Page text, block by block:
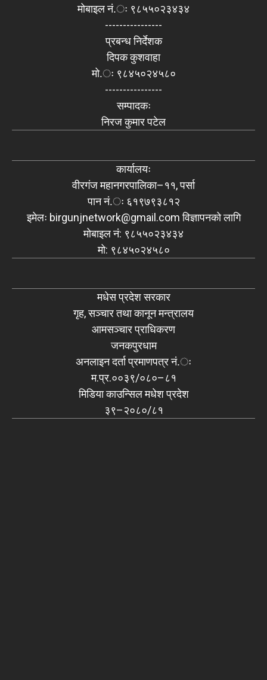
मोबाइल नं.ः ९८५५०२३४३४
----------------
प्रबन्ध निर्देशक
दिपक कुशवाहा
मो.ः ९८४५०२४५८०
----------------
सम्पादकः
निरज कुमार पटेल
कार्यालयः
वीरगंज महानगरपालिका–११, पर्सा
पान नं.ः ६१९७९३८१२
इमेलः birgunjnetwork@gmail.comविज्ञापनको लागि
मोबाइल नं: ९८५५०२३४३४
मो: ९८४५०२४५८०
मधेस प्रदेश सरकार
गृह, सञ्चार तथा कानून मन्त्रालय
आमसञ्चार प्राधिकरण
जनकपुरधाम
अनलाइन दर्ता प्रमाणपत्र नं.ः
म.प्र.००३९/०८०–८१
मिडिया काउन्सिल मधेश प्रदेश
३९–२०८०/८१